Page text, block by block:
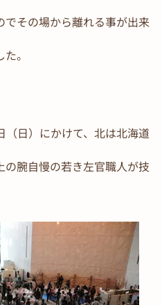
その場から離れる事が出来
。
日）にかけて、北は北海道
腕自慢の若き左官職人が技